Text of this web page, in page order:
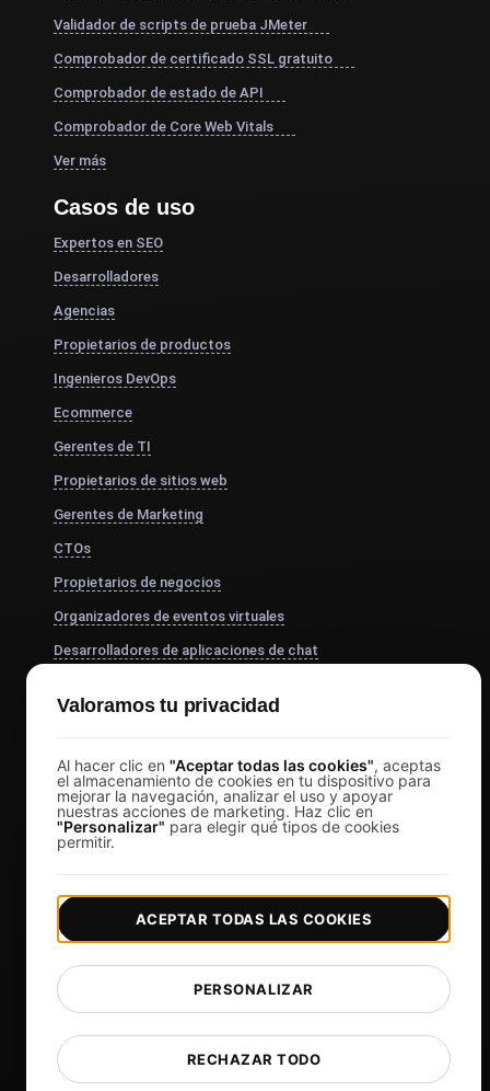
Validador de scripts de prueba JMeter
Comprobador de certificado SSL gratuito
Comprobador de estado de API
Comprobador de Core Web Vitals
Ver más
Casos de uso
Expertos en SEO
Desarrolladores
Agencias
Propietarios de productos
Ingenieros DevOps
Ecommerce
Gerentes de TI
Propietarios de sitios web
Gerentes de Marketing
CTOs
Propietarios de negocios
Organizadores de eventos virtuales
Desarrolladores de aplicaciones de chat
Precios
Precios y planes
Iniciar sesión
Afiliados
Docs
Blog
Tech
Comparisons
Sitemap
Valoramos tu privacidad
Al hacer clic en "Aceptar todas las cookies", aceptas
el almacenamiento de cookies en tu dispositivo para
mejorar la navegación, analizar el uso y apoyar
nuestras acciones de marketing. Haz clic en
"Personalizar" para elegir qué tipos de cookies
permitir.
RECHAZAR TODO
PERSONALIZAR
ACEPTAR TODAS LAS COOKIES